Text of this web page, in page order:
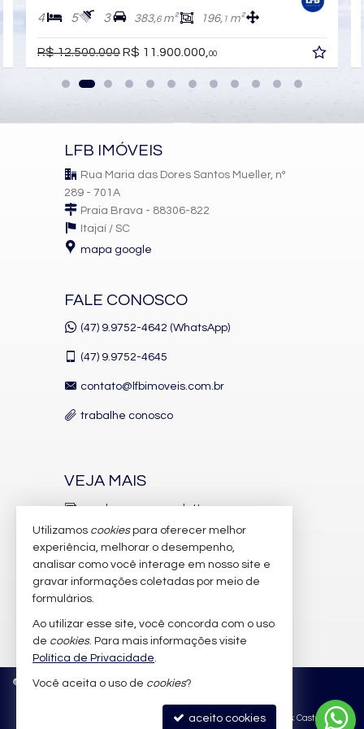
Sacada Técnica
Suíte Master
Características do Empreendimento
Piscina
Espaço Gourmet
Espaço Fitness
Portaria 24h
Medidores Individuais
Captação de Água
Portão Eletrônico
Playground
Piscina Infantil
Gás Central
Pìscina Térmica
Box de Praia
4 5 3 383,6m² 196, 1 m²
R$ 12.500.000R$ 11.900.000,00
LFB IMÓVEIS
Rua Maria das Dores Santos Mueller, nº
289 - 701A
Praia Brava - 88306-822
Itajaí / SC
mapa google
FALE CONOSCO
(47) 9.9752-4642 (WhatsApp)
(47) 9.9752-4645
contato@lfbimoveis.com.br
trabalhe conosco
VEJA MAIS
receba nosso newsletter
indicadores financeiros
cadastre seu imóvel
imóveis favoritos
mapa de imóveis
© 2026 CRECI/SC 6.388-J Política de Privacidade
Site para imobiliárias: Castel Digital
Utilizamos cookiespara oferecer melhor
experiência, melhorar o desempenho,
analisar como você interage em nosso site e
gravar informações coletadas por meio de
formulários.
Ao utilizar esse site, você concorda com o uso
de cookies. Para mais informações visite
Política de Privacidade.
Você aceita o uso de cookies?
aceito cookies